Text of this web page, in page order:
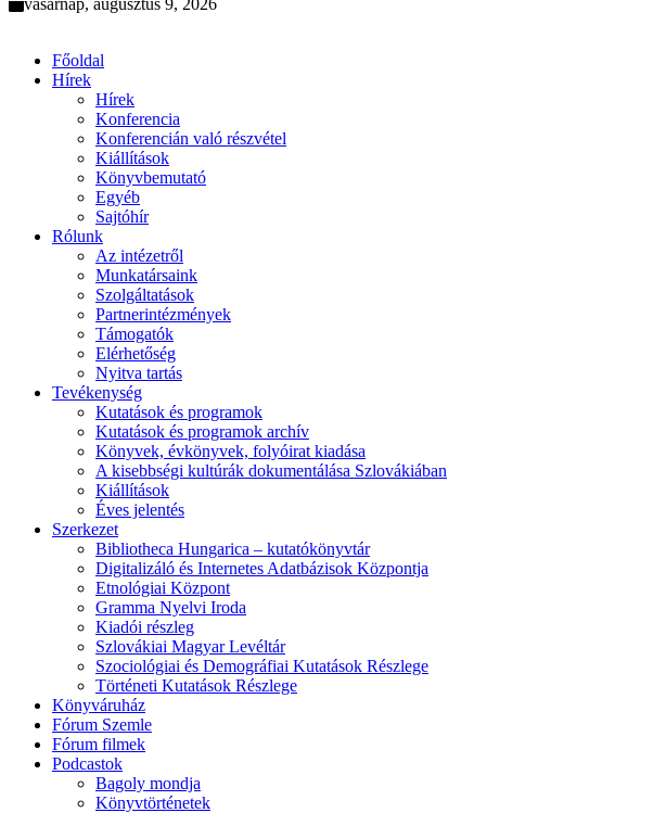
vasárnap, augusztus 9, 2026
Főoldal
Hírek
Hírek
Konferencia
Konferencián való részvétel
Kiállítások
Könyvbemutató
Egyéb
Sajtóhír
Rólunk
Az intézetről
Munkatársaink
Szolgáltatások
Partnerintézmények
Támogatók
Elérhetőség
Nyitva tartás
Tevékenység
Kutatások és programok
Kutatások és programok archív
Könyvek, évkönyvek, folyóirat kiadása
A kisebbségi kultúrák dokumentálása Szlovákiában
Kiállítások
Éves jelentés
Szerkezet
Bibliotheca Hungarica – kutatókönyvtár
Digitalizáló és Internetes Adatbázisok Központja
Etnológiai Központ
Gramma Nyelvi Iroda
Kiadói részleg
Szlovákiai Magyar Levéltár
Szociológiai és Demográfiai Kutatások Részlege
Történeti Kutatások Részlege
Könyváruház
Fórum Szemle
Fórum filmek
Podcastok
Bagoly mondja
Könyvtörténetek